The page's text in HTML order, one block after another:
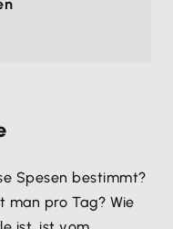
Spesen bestimmt?
man pro Tag? Wie